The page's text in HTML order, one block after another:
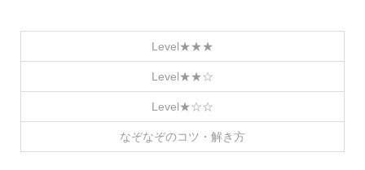
Level★★★
Level★★☆
Level★☆☆
なぞなぞのコツ・解き方